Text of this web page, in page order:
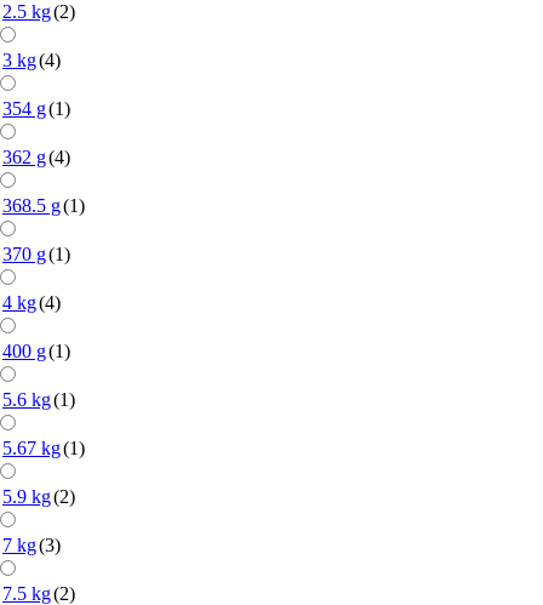
2.5 kg(2)
3 kg(4)
354 g(1)
362 g(4)
368.5 g(1)
370 g(1)
4 kg(4)
400 g(1)
5.6 kg(1)
5.67 kg(1)
5.9 kg(2)
7 kg(3)
7.5 kg(2)